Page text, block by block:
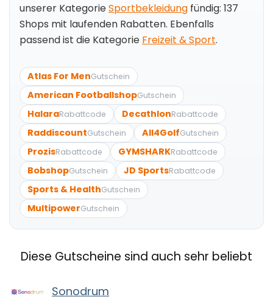
unserer KategorieSportbekleidung fündig: 137
Shops mit laufenden Rabatten. Ebenfalls
passend ist die Kategorie Freizeit & Sport.
Atlas For MenGutschein
American FootballshopGutschein
HalaraRabattcode DecathlonRabattcode
RaddiscountGutschein All4GolfGutschein
ProzisRabattcode GYMSHARKRabattcode
BobshopGutschein JD SportsRabattcode
Sports & HealthGutschein
MultipowerGutschein
Diese Gutscheine sind auch sehr beliebt
Sonodrum